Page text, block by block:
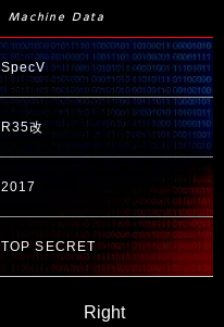
Machine Data
SpecV
R35改
2017
TOP SECRET
Right